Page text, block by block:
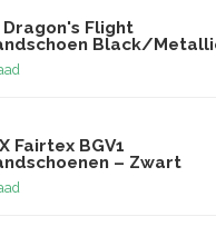
Dragon's Flight
Black/
Fairtex BGV1
– Zwart